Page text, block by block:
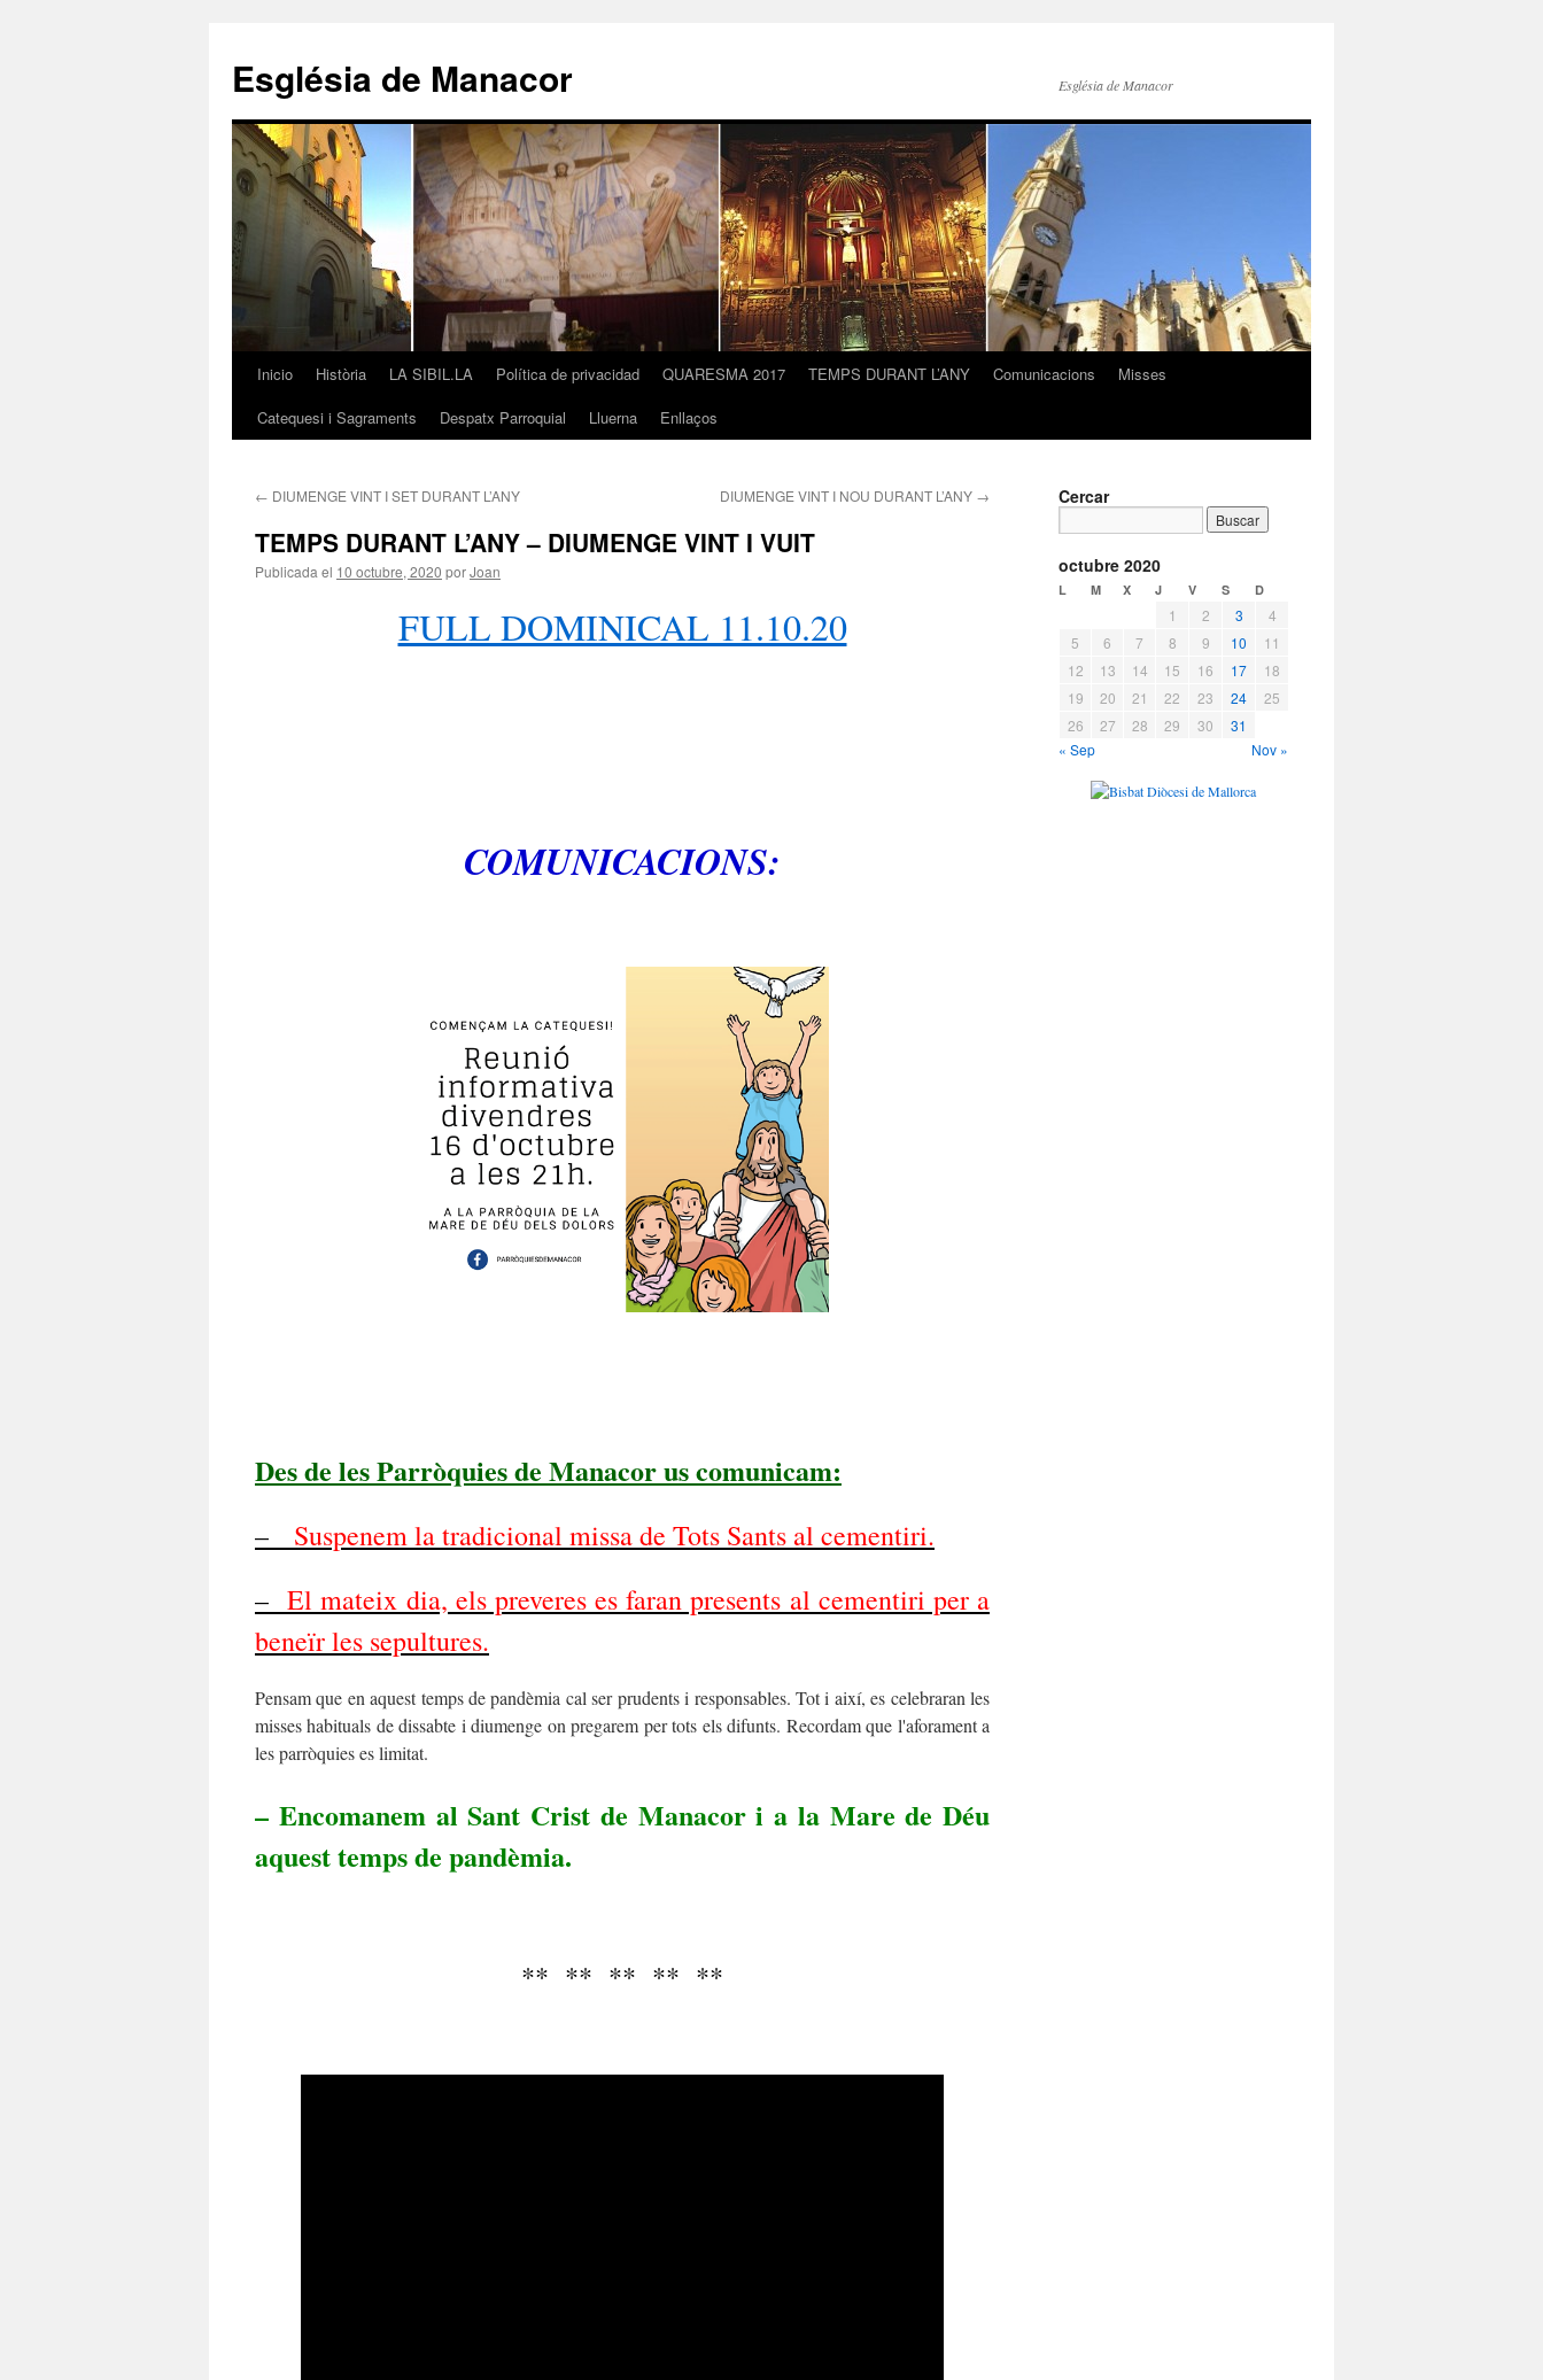
contenido
Església de Manacor Església de Manacor
Inicio Història LA SIBIL.LA Política de privacidad QUARESMA 2017 TEMPS DURANT L’ANY Comunicacions
Misses
Catequesi i Sagraments
Despatx Parroquial Lluerna Enllaços
← DIUMENGE VINT I SET DURANT L’ANY DIUMENGE VINT I NOU DURANT L’ANY →
TEMPS DURANT L’ANY – DIUMENGE VINT I VUIT
Publicada el 10 octubre, 2020 porJoan
FULL DOMINICAL 11.10.20
COMUNICACIONS:
Des de les Parròquies de Manacor us comunicam:
– Suspenem la tradicional missa de Tots Sants al cementiri.
– El mateix dia, els preveres es faran presents al cementiri per a
beneïr les sepultures.
Pensam que en aquest temps de pandèmia cal ser prudents i responsables. Tot i així, es celebraran les
misses habituals de dissabte i diumenge on pregarem per tots els difunts. Recordam que l'aforament a
les parròquies es limitat.
– Encomanem al Sant Crist de Manacor i a la Mare de Déu
aquest temps de pandèmia.
** ** ** ** **
Cercar
octubre 2020
L M X J V S D
1 2 3
4
5
6 7 8 9 10
11
12
13 14 15 16 17
18
19
20 21 22 23 24
25
26
27 28 29 30
31
« Sep
Nov »